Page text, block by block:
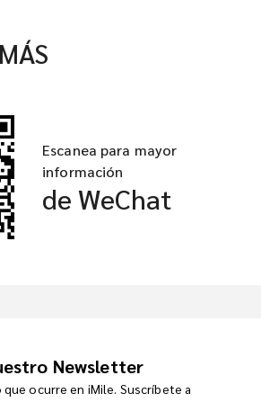
Escanea para mayor
información
de WeChat
Newsletter
ocurre en iMile. Suscríbete a